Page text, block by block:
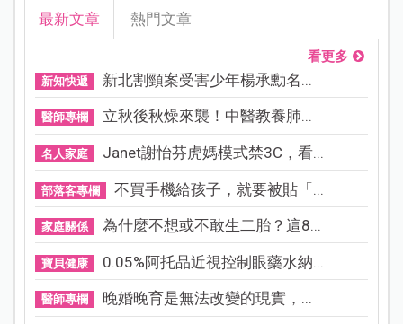
最新文章 熱門文章
看更多
新知快遞 新北割頸案受害少年楊承勳名...
醫師專欄 立秋後秋燥來襲！中醫教養肺...
名人家庭 Janet謝怡芬虎媽模式禁3C，看...
部落客專欄 不買手機給孩子，就要被貼「...
家庭關係 為什麼不想或不敢生二胎？這8...
寶貝健康 0.05%阿托品近視控制眼藥水納...
醫師專欄 晚婚晚育是無法改變的現實，...